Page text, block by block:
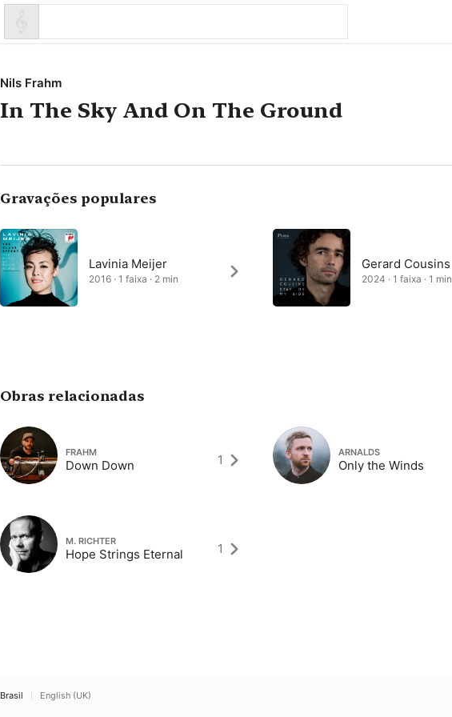
Nils Frahm
In The Sky And On The Ground
Gravações populares
Lavinia Meijer
2016 · 1 faixa · 2 min
Gerard Cousins
2024 · 1 faixa · 1 min
Obras relacionadas
FRAHM
Down Down 1 ARNALDS
Only the Winds
M. RICHTER
Hope Strings Eternal 1
Brasil English (UK)